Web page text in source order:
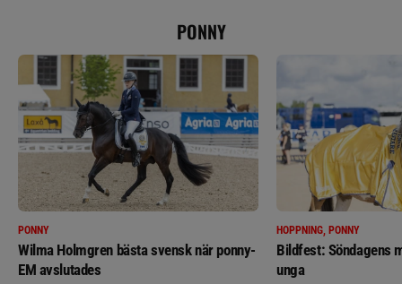
PONNY
PONNY
Wilma Holmgren bästa svensk när ponny-
EM avslutades
HOPPNING, PONNY
Bildfest: Söndagens
unga